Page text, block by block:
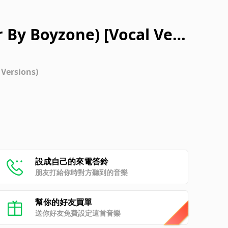
Boyzone) [Vocal Vers
設成自己的來電答鈴
朋友打給你時對方聽到的音樂
幫你的好友買單
送你好友免費設定這首音樂